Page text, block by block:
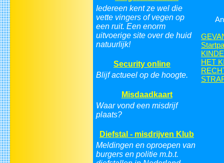
Iedereen kent ze wel die
vette vingers of vegen op
een ruit. Een enorm
uitvoerige site over de huid
natuurlijk!
Security online
Blijf actueel op de hoogte.
Misdaadkaart
Waar vond een misdrijf
plaats?
Diefstal - misdrijven Klub
Meldingen en oproepen van
burgers en politie m.b.t.
HET